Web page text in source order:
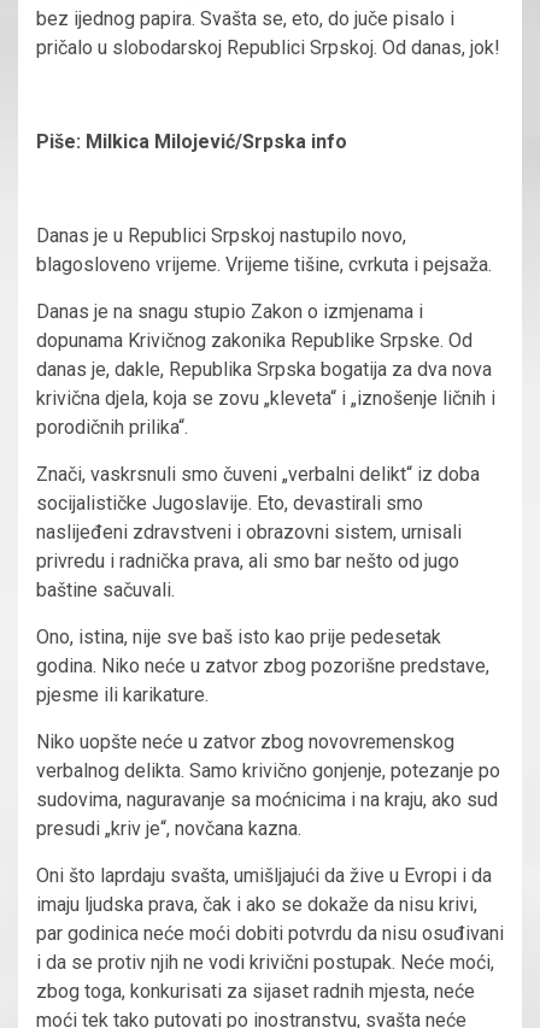
bez ijednog papira. Svašta se, eto, do juče pisalo i
pričalo u slobodarskoj Republici Srpskoj. Od danas, jok!
Piše: Milkica Milojević/Srpska info
Danas je u Republici Srpskoj nastupilo novo,
blagosloveno vrijeme. Vrijeme tišine, cvrkuta i pejsaža.
Danas je na snagu stupio Zakon o izmjenama i
dopunama Krivičnog zakonika Republike Srpske. Od
danas je, dakle, Republika Srpska bogatija za dva nova
krivična djela, koja se zovu „kleveta“ i „iznošenje ličnih i
porodičnih prilika“.
Znači, vaskrsnuli smo čuveni „verbalni delikt“ iz doba
socijalističke Jugoslavije. Eto, devastirali smo
naslijeđeni zdravstveni i obrazovni sistem, urnisali
privredu i radnička prava, ali smo bar nešto od jugo
baštine sačuvali.
Ono, istina, nije sve baš isto kao prije pedesetak
godina. Niko neće u zatvor zbog pozorišne predstave,
pjesme ili karikature.
Niko uopšte neće u zatvor zbog novovremenskog
verbalnog delikta. Samo krivično gonjenje, potezanje po
sudovima, naguravanje sa moćnicima i na kraju, ako sud
presudi „kriv je“, novčana kazna.
Oni što laprdaju svašta, umišljajući da žive u Evropi i da
imaju ljudska prava, čak i ako se dokaže da nisu krivi,
par godinica neće moći dobiti potvrdu da nisu osuđivani
i da se protiv njih ne vodi krivični postupak. Neće moći,
zbog toga, konkurisati za sijaset radnih mjesta, neće
moći tek tako putovati po inostranstvu, svašta neće